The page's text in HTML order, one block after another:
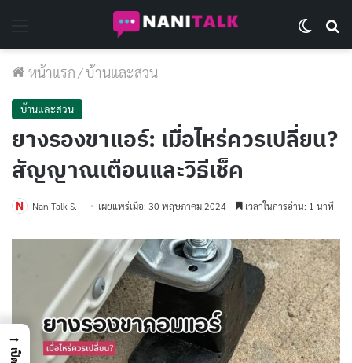
หน้าแรก/บ้านและสวน
บ้านและสวน
ยางรองขาแอร์: เมื่อไหร่ควรเปลี่ยน?
สัญญาณเตือนและวิธีเช็ค
NaniTalk S. เผยแพร่เมื่อ: 30 พฤษภาคม 2024 เวลาในการอ่าน: 1 นาที
→